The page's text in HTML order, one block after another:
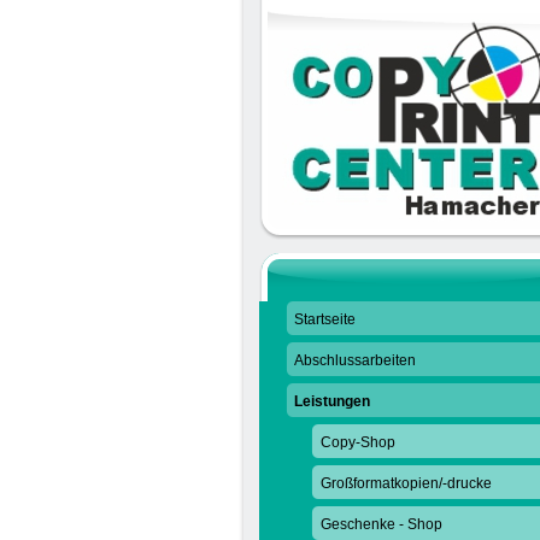
Startseite
Abschlussarbeiten
Leistungen
Copy-Shop
Großformatkopien/-drucke
Geschenke - Shop